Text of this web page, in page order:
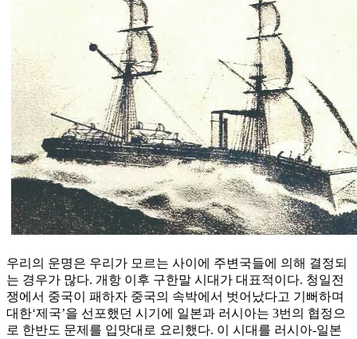
우리의 운명은 우리가 모르는 사이에 주변국들에 의해 결정되
는 경우가 많다. 개항 이후 구한말 시대가 대표적이다. 청일전
쟁에서 중국이 패하자 중국의 속박에서 벗어났다고 기뻐하며
대한‘제국’을 선포했던 시기에 일본과 러시아는 3번의 협정으
로 한반도 문제를 입맛대로 요리했다. 이 시대를 러시아-일본